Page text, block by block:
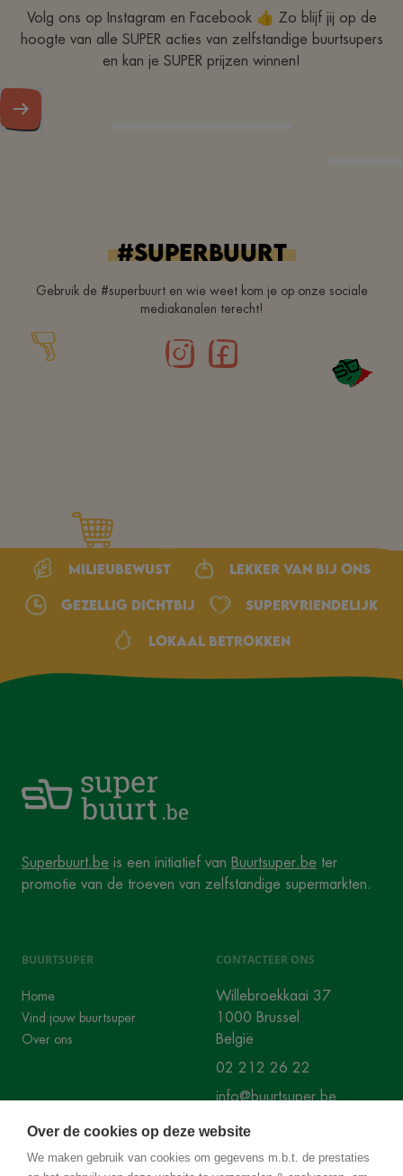
Over de cookies op deze website
We maken gebruik van cookies om gegevens m.b.t. de prestaties
Volg ons op Instagram en Facebook 👍 Zo blijf jij op de
hoogte van alle SUPER acties van zelfstandige buurtsupers
en kan je SUPER prijzen winnen!
#superbuurt
Gebruik de #superbuurt en wie weet kom je op onze sociale
mediakanalen terecht!
Milieubewust Lekker van bij ons
Gezellig dichtbij Supervriendelijk
Lokaal betrokken
Superbuurt.be is een initiatief van Buurtsuper.be ter
promotie van de troeven van zelfstandige supermarkten.
BUURTSUPER
Home
Vind jouw buurtsuper
Over ons
CONTACTEER ONS
Willebroekkaai 37
1000 Brussel
België
02 212 26 22
info@buurtsuper.be
SOCIALS